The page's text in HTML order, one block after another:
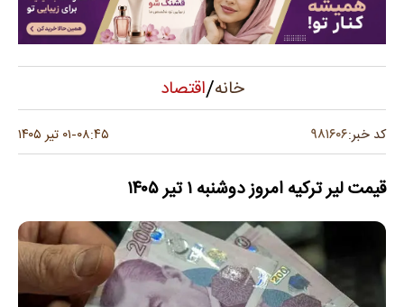
خانه/اقتصاد
کد خبر:۹۸۱۶۰۶ ۰۸:۴۵-۰۱ تیر ۱۴۰۵
قیمت لیر ترکیه امروز دوشنبه ۱ تیر ۱۴۰۵